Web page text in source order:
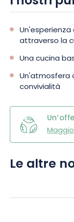
attraverso la
Una cucina
Un'atmosfera
convivialità
Le altre